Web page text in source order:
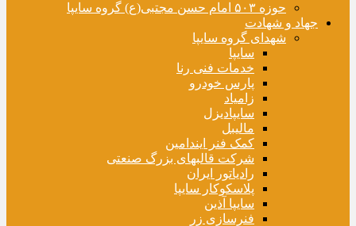
حوزه ۵۰۳ امام حسن مجتبی(ع) گروه سایپا
جهاد و شهادت
شهدای گروه سایپا
سایپا
خدمات فنی رنا
پارس خودرو
زامیاد
سایپادیزل
مالیبل
کمک فنر ایندامین
شرکت قالبهای بزرگ صنعتی
رادیاتور ایران
پلاسکوکار سایپا
سایپا آذین
فنرسازی زر